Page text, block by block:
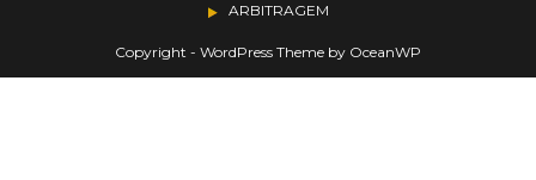
ARBITRAGEM
Copyright - WordPress Theme by OceanWP